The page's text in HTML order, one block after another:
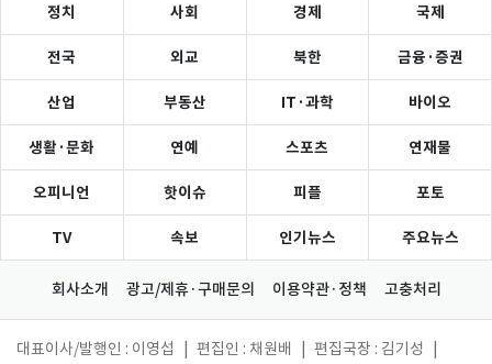
정치 사회 경제 국제
전국 외교 북한 금융·증권
산업 부동산 IT·과학 바이오
생활·문화 연예 스포츠 연재물
오피니언 핫이슈 피플 포토
TV 속보 인기뉴스 주요뉴스
회사소개 광고/제휴·구매문의 이용약관·정책 고충처리
대표이사/발행인 : 이영섭 편집인 : 채원배 편집국장 : 김기성